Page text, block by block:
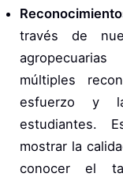
través de
múltiples
esfuerzo y
estudiantes.
mostrar la
conocer el